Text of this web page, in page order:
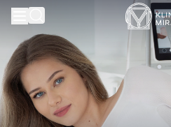
Przejdź do treści